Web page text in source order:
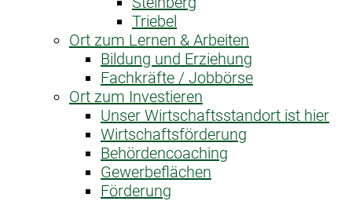
Triebel
Ort zum Lernen & Arbeiten
Bildung und Erziehung
Fachkräfte / Jobbörse
Ort zum Investieren
Unser Wirtschaftsstandort ist hier
Wirtschaftsförderung
Behördencoaching
Gewerbeflächen
Förderung